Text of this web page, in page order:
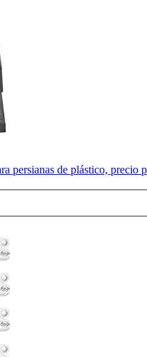
persianas de plástico, precio